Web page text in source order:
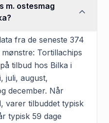
m. ostesmag
fra de seneste 374
Tortillachips
tilbud hos Bilka i
juli, august,
december. Når
varer tilbuddet typisk
typisk 59 dage